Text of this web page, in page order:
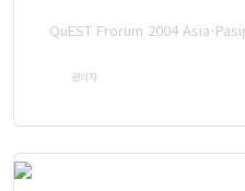
QuEST Frorum 2004 Asia-
관리자